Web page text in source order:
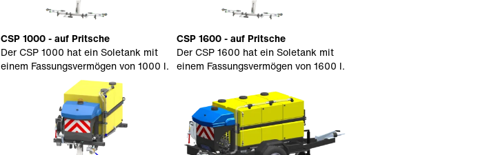
CSP 1000 - auf Pritsche
Der CSP 1000 hat ein Soletank mit
einem Fassungsvermögen von 1000 l.
CSP 1600 - auf Pritsche
Der CSP 1600 hat ein Soletank mit
einem Fassungsvermögen von 1600 l.